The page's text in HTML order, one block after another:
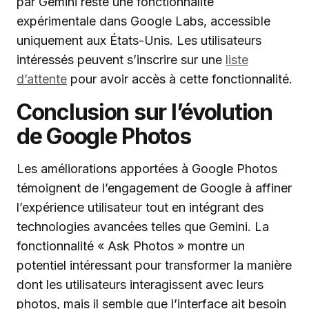
expérimentale dans Google Labs, accessible
uniquement aux États-Unis. Les utilisateurs
intéressés peuvent s’inscrire sur une liste
d’attente pour avoir accès à cette fonctionnalité.
Conclusion sur l’évolution
de Google Photos
Les améliorations apportées à Google Photos
témoignent de l’engagement de Google à affiner
l’expérience utilisateur tout en intégrant des
technologies avancées telles que Gemini. La
fonctionnalité « Ask Photos » montre un
potentiel intéressant pour transformer la manière
dont les utilisateurs interagissent avec leurs
photos, mais il semble que l’interface ait besoin